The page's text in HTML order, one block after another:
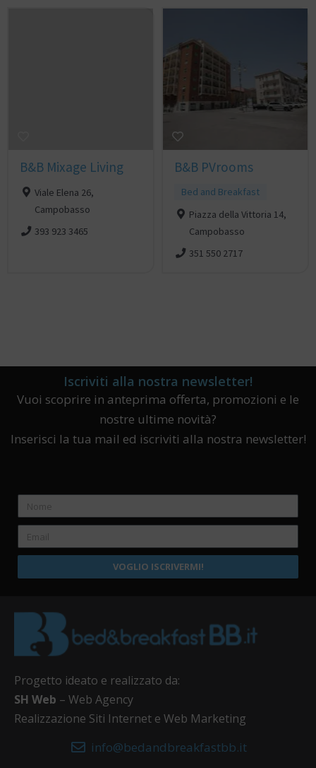
B&B Mixage Living
Viale Elena 26,
Campobasso
393 923 3465
B&B PVrooms
Bed and Breakfast
Piazza della Vittoria 14,
Campobasso
351 550 2717
Iscriviti alla nostra newsletter!
Vuoi scoprire in anteprima offerta, promozioni e le
nostre ultime novità?
Inserisci la tua mail ed iscriviti alla nostra newsletter!
VOGLIO ISCRIVERMI!
Progetto ideato e realizzato da:
SH Web – Web Agency
Realizzazione Siti Internet e Web Marketing
info@bedandbreakfastbb.it